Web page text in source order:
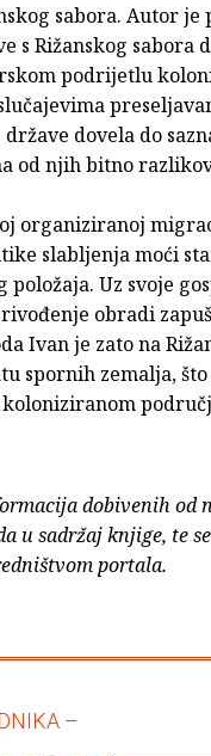
sabora. Autor je
s Rižanskog sabora
podrijetlu
dovela do
od njih bitno
organiziranoj
slabljenja moći
Uz svoje
obradi
Ivan je zato na
spornih zemalja,
dobivenih od
u sadržaj knjige, te
portala.
–